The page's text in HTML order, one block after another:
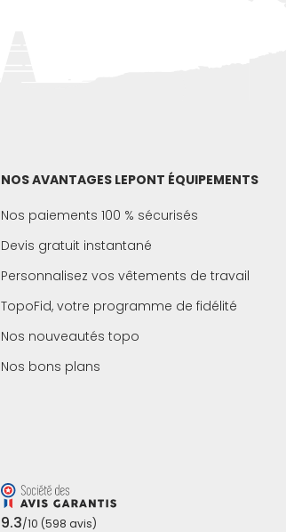
NOS AVANTAGES LEPONT ÉQUIPEMENTS
Nos paiements 100 % sécurisés
Devis gratuit instantané
Personnalisez vos vêtements de travail
TopoFid, votre programme de fidélité
Nos nouveautés topo
Nos bons plans
9.3/10 (598 avis)